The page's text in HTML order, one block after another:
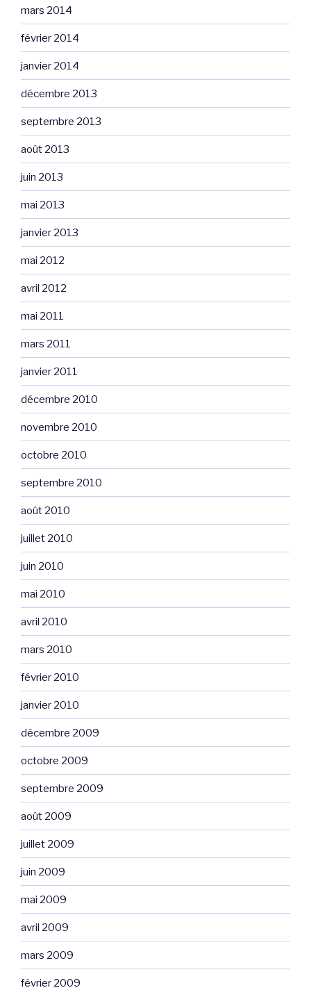
mars 2014
février 2014
janvier 2014
décembre 2013
septembre 2013
août 2013
juin 2013
mai 2013
janvier 2013
mai 2012
avril 2012
mai 2011
mars 2011
janvier 2011
décembre 2010
novembre 2010
octobre 2010
septembre 2010
août 2010
juillet 2010
juin 2010
mai 2010
avril 2010
mars 2010
février 2010
janvier 2010
décembre 2009
octobre 2009
septembre 2009
août 2009
juillet 2009
juin 2009
mai 2009
avril 2009
mars 2009
février 2009